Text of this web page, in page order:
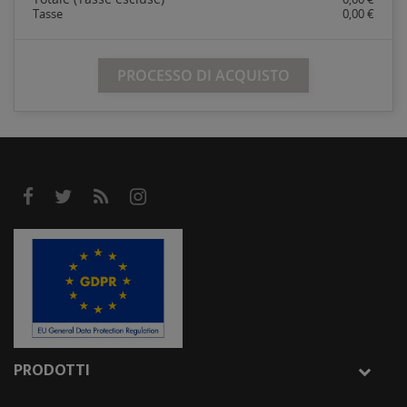
Tasse
0,00 €
PROCESSO DI ACQUISTO
PRODOTTI